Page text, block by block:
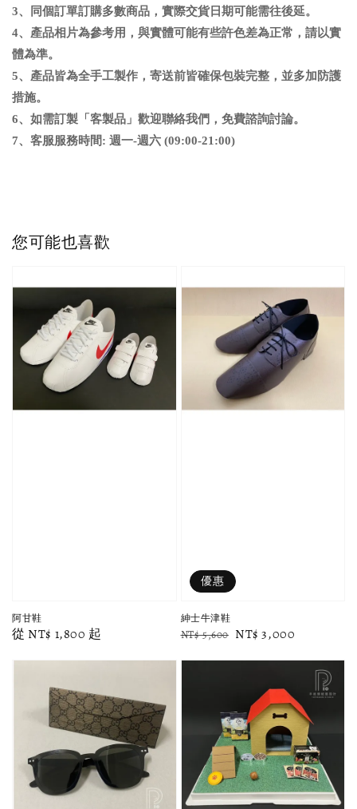
3、同個訂單訂購多數商品，實際交貨日期可能需往後延。
4、 產品相片為參考用，與實體可能有些許色差為正常，請以實
體為準。
5、 產品皆為全手工製作，寄送前皆確保包裝完整，並多加防護
措施。
6、 如需訂製「客製品」歡迎聯絡我們，免費諮詢討論。
7、客服服務時間: 週一-週六 (09:00-21:00)
您可能也喜歡
阿甘鞋
Regular
從 NT$ 1,800 起
優惠
紳士牛津鞋
Regular
NT$ 5,600 Sale
NT$ 3,000